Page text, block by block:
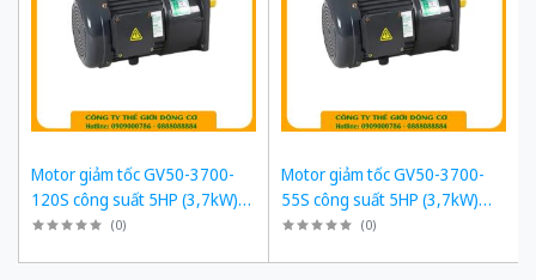
Motor giảm tốc GV50-3700-
120S công suất 5HP (3,7kW)
1/120 kiểu lắp Mặt bích
(0)
Motor giảm tốc GV50-3700-
55S công suất 5HP (3,7kW)
1/55 kiểu lắp Mặt bích
(0)